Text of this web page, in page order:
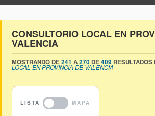
CONSULTORIO LOCAL EN
VALENCIA
MOSTRANDO DE241 A270 DE409 RESULTADOS
LOCAL EN PROVINCIA DE VALENCIA